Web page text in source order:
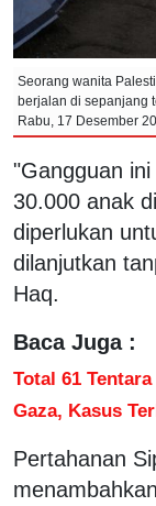
Seorang wanita
berjalan di sepanjang
Rabu, 17 Desember
"Gangguan
30.000 anak
diperlukan
dilanjutkan
Haq.
Baca Juga :
Total 61
Gaza, Kasus
Pertahanan